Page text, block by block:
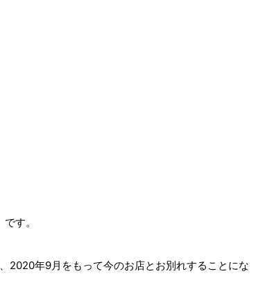
です。
2020年9月をもって今のお店とお別れすることにな